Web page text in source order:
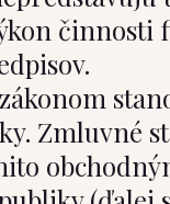
činnosti
Zmluvné